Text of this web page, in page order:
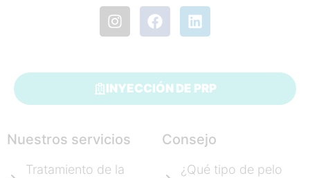
INYECCIÓN DE PRP
Nuestros servicios
Tratamiento de la
Consejo
¿Qué tipo de pelo